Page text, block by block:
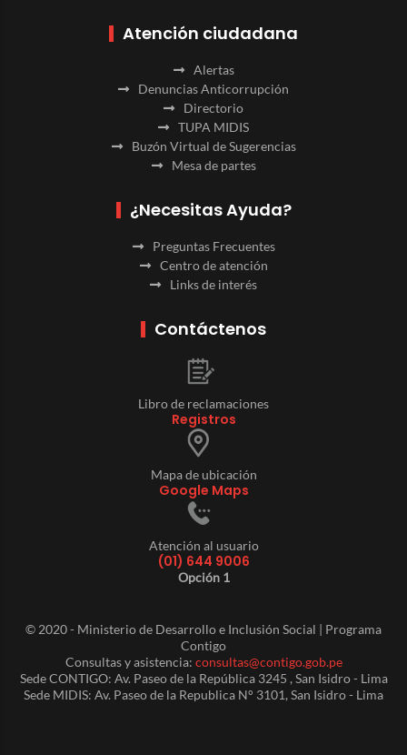
Atención ciudadana
Alertas
Denuncias Anticorrupción
Directorio
TUPA MIDIS
Buzón Virtual de Sugerencias
Mesa de partes
¿Necesitas Ayuda?
Preguntas Frecuentes
Centro de atención
Links de interés
Contáctenos
Libro de reclamaciones
Registros
Mapa de ubicación
Google Maps
Atención al usuario
(01) 644 9006
Opción 1
© 2020 - Ministerio de Desarrollo e Inclusión Social | Programa
Contigo
Consultas y asistencia: consultas@contigo.gob.pe
Sede CONTIGO: Av. Paseo de la República 3245 , San Isidro - Lima
Sede MIDIS: Av. Paseo de la Republica N° 3101, San Isidro - Lima